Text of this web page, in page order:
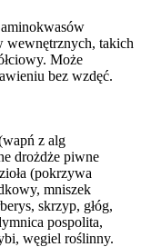
wewnętrznych, takich
Może
bez wzdęć.
z alg
drożdże piwne
(pokrzywa
mniszek
skrzyp, głóg,
pospolita,
węgiel roślinny.